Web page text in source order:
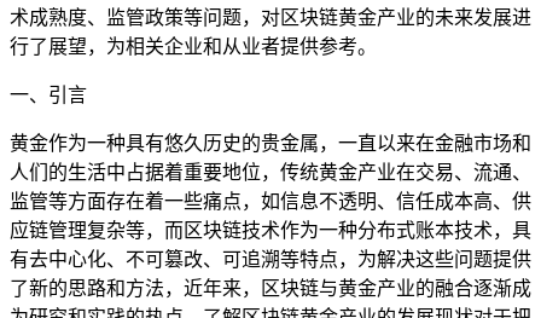
术成熟度、监管政策等问题，对区块链黄金产业的未来发展进
行了展望，为相关企业和从业者提供参考。
一、引言
黄金作为一种具有悠久历史的贵金属，一直以来在金融市场和
人们的生活中占据着重要地位，传统黄金产业在交易、流通、
监管等方面存在着一些痛点，如信息不透明、信任成本高、供
应链管理复杂等，而区块链技术作为一种分布式账本技术，具
有去中心化、不可篡改、可追溯等特点，为解决这些问题提供
了新的思路和方法，近年来，区块链与黄金产业的融合逐渐成